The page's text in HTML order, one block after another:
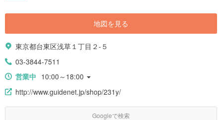
地図を見る
東京都台東区浅草１丁目２-５
03-3844-7511
営業中 10:00～18:00
http://www.guidenet.jp/shop/231y/
Googleで検索